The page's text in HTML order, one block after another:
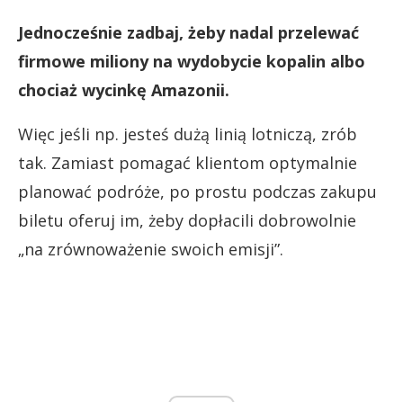
Jednocześnie zadbaj, żeby nadal przelewać
firmowe miliony na wydobycie kopalin albo
chociaż wycinkę Amazonii.
Więc jeśli np. jesteś dużą linią lotniczą, zrób
tak. Zamiast pomagać klientom optymalnie
planować podróże, po prostu podczas zakupu
biletu oferuj im, żeby dopłacili dobrowolnie
„na zrównoważenie swoich emisji”.